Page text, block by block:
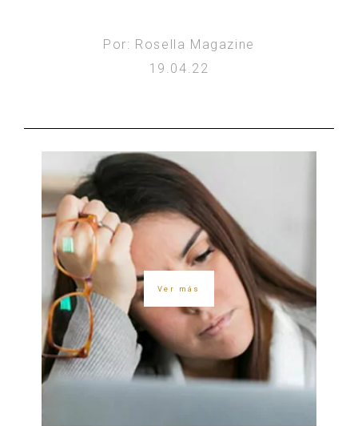
Por: Rosella Magazine
19.04.22
Ver más